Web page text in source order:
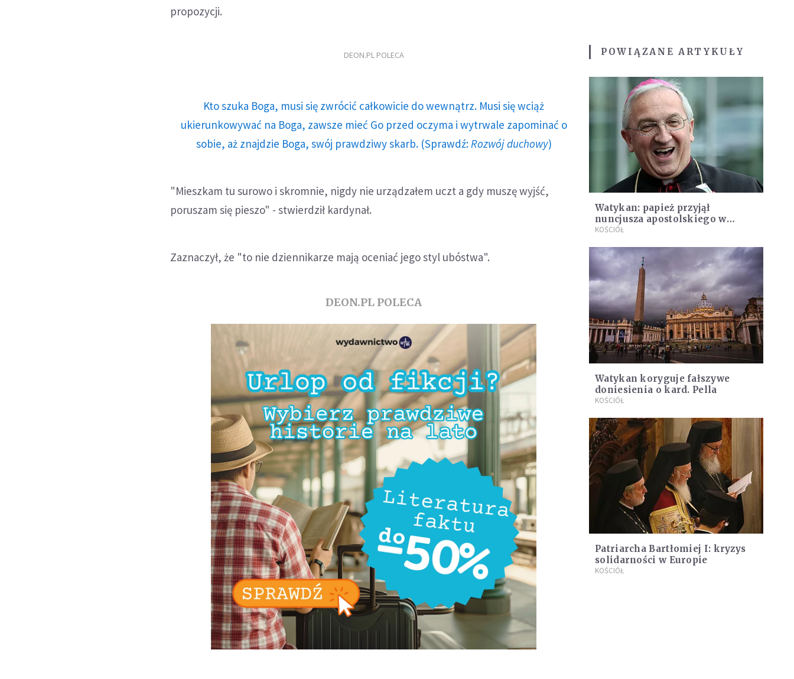
propozycji.
DEON.PL POLECA
Kto szuka Boga, musi się zwrócić całkowicie do wewnątrz. Musi się wciąż
ukierunkowywać na Boga, zawsze mieć Go przed oczyma i wytrwale zapominać o
sobie, aż znajdzie Boga, swój prawdziwy skarb. (Sprawdź: Rozwój duchowy)
"Mieszkam tu surowo i skromnie, nigdy nie urządzałem uczt a gdy muszę wyjść,
poruszam się pieszo" - stwierdził kardynał.
Zaznaczył, że "to nie dziennikarze mają oceniać jego styl ubóstwa".
DEON.PL POLECA
POWIĄZANE ARTYKUŁY
Watykan: papież przyjął
nuncjusza apostolskiego w
Polsce
KOŚCIÓŁ
Watykan koryguje fałszywe
doniesienia o kard. Pella
KOŚCIÓŁ
Patriarcha Bartłomiej I: kryzys
solidarności w Europie
KOŚCIÓŁ